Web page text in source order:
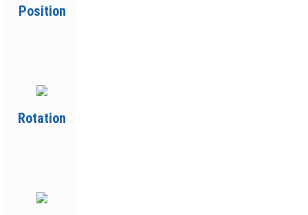
Position
Rotation